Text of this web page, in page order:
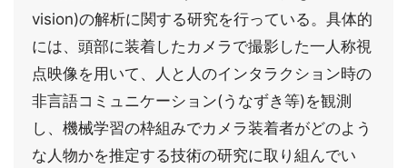
vision)の解析に関する研究を行っている。具体的
には、頭部に装着したカメラで撮影した一人称視
点映像を用いて、人と人のインタラクション時の
非言語コミュニケーション(うなずき等)を観測
し、機械学習の枠組みでカメラ装着者がどのよう
な人物かを推定する技術の研究に取り組んでい